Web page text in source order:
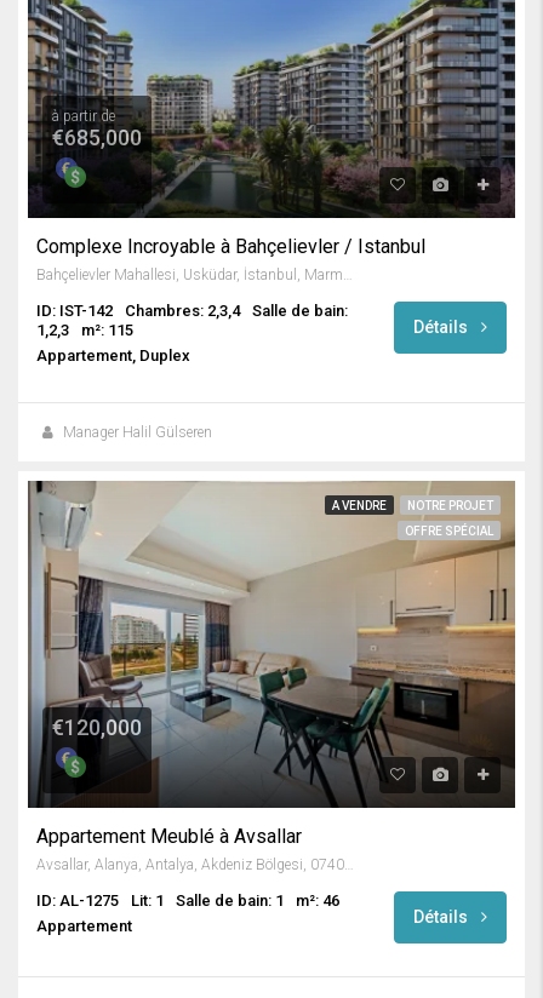
à partir de
€685,000
Complexe Incroyable à Bahçelievler / Istanbul
Bahçelievler Mahallesi, Üsküdar, İstanbul, Marmara Bölgesi, 34688, Türkiye
ID: IST-142 Chambres: 2,3,4
Salle de bain:
1,2,3
m²: 115
Appartement, Duplex
Détails
Manager Halil Gülseren
A VENDRE
NOTRE PROJET
OFFRE SPÉCIAL
€120,000
Appartement Meublé à Avsallar
ID: AL-1275 Lit: 1 Salle de bain: 1
m²: 46
Appartement
Détails